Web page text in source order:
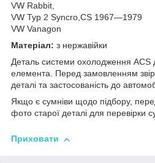
VW Rabbit,
VW Typ 2 Syncro,CS 1967—1979
VW Vanagon
Матеріал: з нержавійки
Деталь системи охолодження ACS
елемента. Перед замовленням
деталі та застосованість до
Якщо є сумніви щодо підбору,
фото старої деталі для перевірки
Приховати